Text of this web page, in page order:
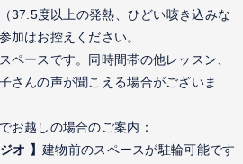
37.5度以上の発熱、ひどい咳き込みな
加はお控えください。
ペースです。同時間帯の他レッスン、
さんの声が聞こえる場合がございま
お越しの場合のご案内：
オ 】建物前のスペースが駐輪可能です